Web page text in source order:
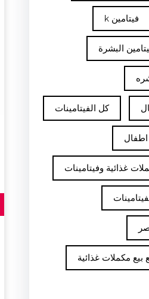
فيتامين k
البشرة
كل الفيتامينات
غذائية وفيتامينات
بيع مكملات غذائية